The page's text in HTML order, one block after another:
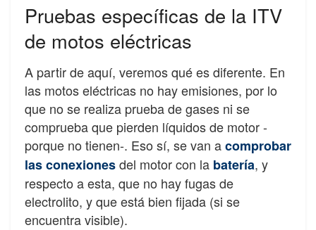
Pruebas específicas de la ITV
de motos eléctricas
A partir de aquí, veremos qué es diferente. En
las motos eléctricas no hay emisiones, por lo
que no se realiza prueba de gases ni se
comprueba que pierden líquidos de motor -
porque no tienen-. Eso sí, se van acomprobar
las conexionesdel motor con la batería, y
respecto a esta, que no hay fugas de
electrolito, y que está bien fijada (si se
encuentra visible).